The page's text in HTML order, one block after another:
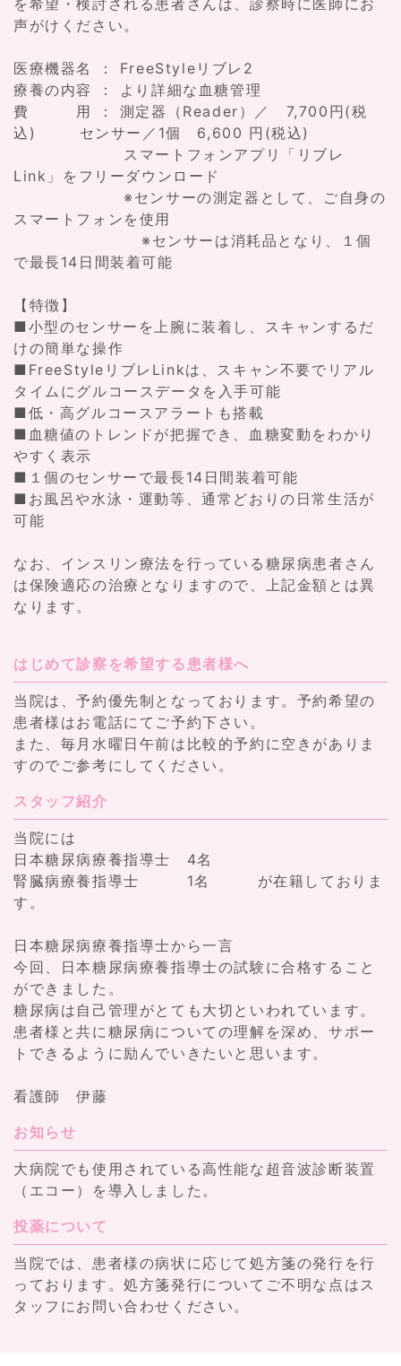
を希望・検討される患者さんは、診察時に医師にお
声がけください。
医療機器名 ： FreeStyleリブレ2
療養の内容 ： より詳細な血糖管理
費 用 ： 測定器（Reader）／ 7,700円(税
込) センサー／1個 6,600 円(税込)
スマートフォンアプリ「リブレ
Link」をフリーダウンロード
※センサーの測定器として、ご自身の
スマートフォンを使用
※センサーは消耗品となり、１個
で最長14日間装着可能
【特徴】
■小型のセンサーを上腕に装着し、スキャンするだ
けの簡単な操作
■FreeStyleリブレLinkは、スキャン不要でリアル
タイムにグルコースデータを入手可能
■低・高グルコースアラートも搭載
■血糖値のトレンドが把握でき、血糖変動をわかり
やすく表示
■１個のセンサーで最長14日間装着可能
■お風呂や水泳・運動等、通常どおりの日常生活が
可能
なお、インスリン療法を行っている糖尿病患者さん
は保険適応の治療となりますので、上記金額とは異
なります。
はじめて診察を希望する患者様へ
当院は、予約優先制となっております。予約希望の
患者様はお電話にてご予約下さい。
また、毎月水曜日午前は比較的予約に空きがありま
すのでご参考にしてください。
スタッフ紹介
当院には
日本糖尿病療養指導士 4名
腎臓病療養指導士 1名 が在籍しておりま
す。
日本糖尿病療養指導士から一言
今回、日本糖尿病療養指導士の試験に合格すること
ができました。
糖尿病は自己管理がとても大切といわれています。
患者様と共に糖尿病についての理解を深め、サポー
トできるように励んでいきたいと思います。
看護師 伊藤
お知らせ
大病院でも使用されている高性能な超音波診断装置
（エコー）を導入しました。
投薬について
当院では、患者様の病状に応じて処方箋の発行を行
っております。処方箋発行についてご不明な点はス
タッフにお問い合わせください。